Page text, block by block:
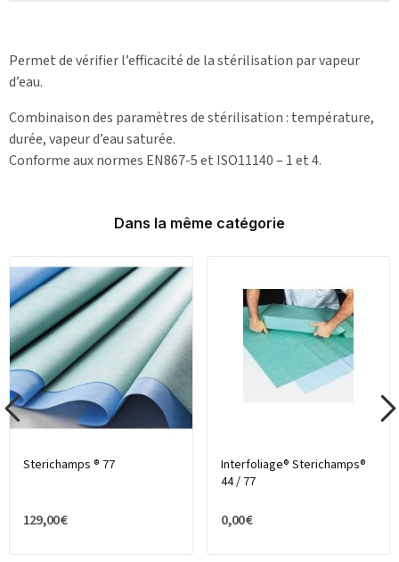
Permet de vérifier l’efficacité de la stérilisation par vapeur
d’eau.
Combinaison des paramètres de stérilisation : température,
durée, vapeur d’eau saturée.
Conforme aux normes EN867-5 et ISO11140 – 1 et 4.
Dans la même catégorie
Sterichamps ® 77
129,00 €
Interfoliage® Sterichamps®
44 / 77
0,00 €